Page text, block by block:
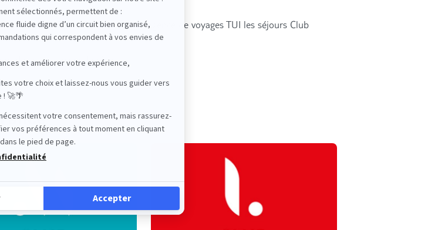
vacances. Retrouvez dans votre agence de voyages TUI les séjours Club
de votre voyage de rêve !